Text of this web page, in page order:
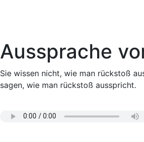
Aussprache
Sie wissen nicht, wie man rückstoß
sagen, wie man rückstoß ausspricht.